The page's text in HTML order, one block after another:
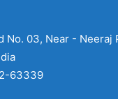
No. 03, Near -
63339